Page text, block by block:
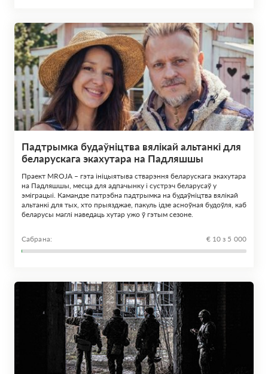
Падтрымка будаўніцтва вялікай альтанкі для
беларускага экахутара на Падляшшы
Праект MROJA – гэта ініцыятыва стварэння беларускага экахутара
на Падляшшы, месца для адпачынку і сустрэч беларусаў у
эміграцыі. Камандзе патрэбна падтрымка на будаўніцтва вялікай
альтанкі для тых, хто прыязджае, пакуль ідзе асноўная будоўля, каб
беларусы маглі наведаць хутар ужо ў гэтым сезоне.
Сабрана: € 10 з 5 000